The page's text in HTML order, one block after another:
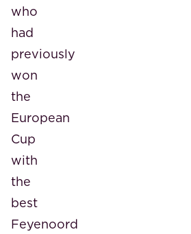
who
had
previously
won
the
European
Cup
with
the
best
Feyenoord